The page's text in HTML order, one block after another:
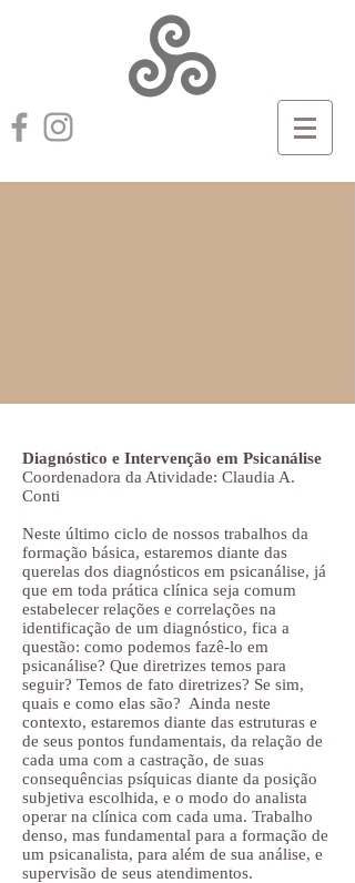
Diagnóstico e Intervenção em Psicanálise
Coordenadora da Atividade: Claudia A.
Conti
Neste último ciclo de nossos trabalhos da
formação básica, estaremos diante das
querelas dos diagnósticos em psicanálise, já
que em toda prática clínica seja comum
estabelecer relações e correlações na
identificação de um diagnóstico, fica a
questão: como podemos fazê-lo em
psicanálise? Que diretrizes temos para
seguir? Temos de fato diretrizes? Se sim,
quais e como elas são? Ainda neste
contexto, estaremos diante das estruturas e
de seus pontos fundamentais, da relação de
cada uma com a castração, de suas
consequências psíquicas diante da posição
subjetiva escolhida, e o modo do analista
operar na clínica com cada uma. Trabalho
denso, mas fundamental para a formação de
um psicanalista, para além de sua análise, e
supervisão de seus atendimentos.